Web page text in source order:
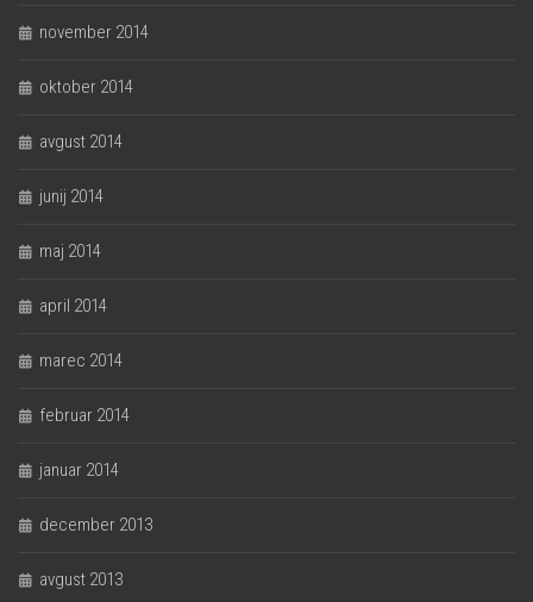
november 2014
oktober 2014
avgust 2014
junij 2014
maj 2014
april 2014
marec 2014
februar 2014
januar 2014
december 2013
avgust 2013